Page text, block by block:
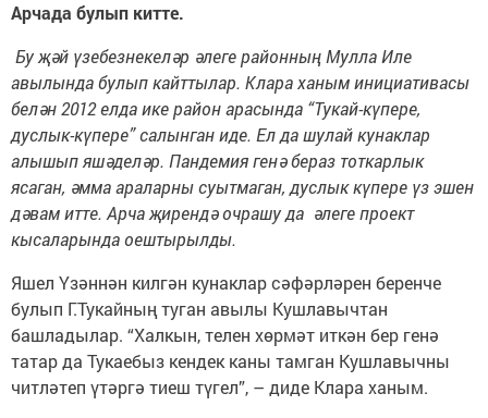
Арчада булып китте.
Бу җәй үзебезнекеләр әлеге районның Мулла Иле
авылында булып кайттылар. Клара ханым инициативасы
белән 2012 елда ике район арасында “Тукай-күпере,
дуслык-күпере” салынган иде. Ел да шулай кунаклар
алышып яшәделәр. Пандемия генә бераз тоткарлык
ясаган, әмма араларны суытмаган, дуслык күпере үз эшен
дәвам итте. Арча җирендә очрашу да әлеге проект
кысаларында оештырылды.
Яшел Үзәннән килгән кунаклар сәфәрләрен беренче
булып Г.Тукайның туган авылы Кушлавычтан
башладылар. “Халкын, телен хөрмәт иткән бер генә
татар да Тукаебыз кендек каны тамган Кушлавычны
читләтеп үтәргә тиеш түгел”, – диде Клара ханым.